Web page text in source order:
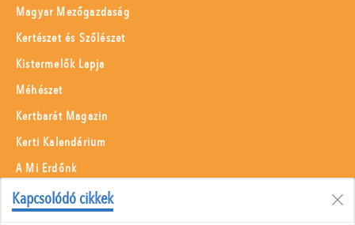
Kapcsolódó cikkek
Magyar Mezőgazdaság
Kertészet és Szőlészet
Kistermelők Lapja
Méhészet
Kertbarát Magazin
Kerti Kalendárium
A Mi Erdőnk
Borászati Füzetek